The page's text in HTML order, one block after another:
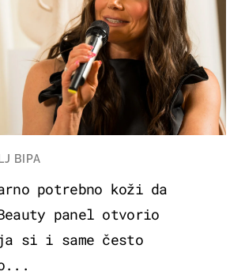
BIPA
potrebno koži da
panel otvorio
si i same često